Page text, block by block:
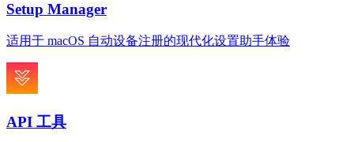
Setup Manager
适用于 macOS 自动设备注册的现代化设置助手体验
API 工具